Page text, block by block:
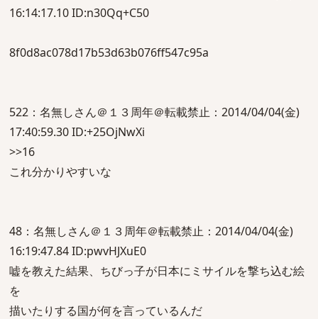
16:14:17.10 ID:n30Qq+C50
8f0d8ac078d17b53d63b076ff547c95a
522：名無しさん＠１３周年＠転載禁止：2014/04/04(金)
17:40:59.30 ID:+25OjNwXi
>>16
これ分かりやすいな
48：名無しさん＠１３周年＠転載禁止：2014/04/04(金)
16:19:47.84 ID:pwvHJXuE0
嘘を教えた結果、ちびっ子が日本にミサイルを撃ち込む絵
を
描いたりする国が何を言っているんだ